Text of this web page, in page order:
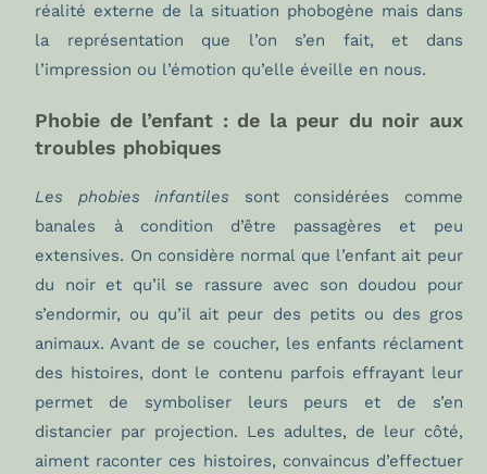
réalité externe de la situation phobogène mais dans
la représentation que l’on s’en fait, et dans
l’impression ou l’émotion qu’elle éveille en nous.
Phobie de l’enfant : de la peur du noir aux
troubles phobiques
Les phobies infantiles sont considérées comme
banales à condition d’être passagères et peu
extensives. On considère normal que l’enfant ait peur
du noir et qu’il se rassure avec son doudou pour
s’endormir, ou qu’il ait peur des petits ou des gros
animaux. Avant de se coucher, les enfants réclament
des histoires, dont le contenu parfois effrayant leur
permet de symboliser leurs peurs et de s’en
distancier par projection. Les adultes, de leur côté,
aiment raconter ces histoires, convaincus d’effectuer